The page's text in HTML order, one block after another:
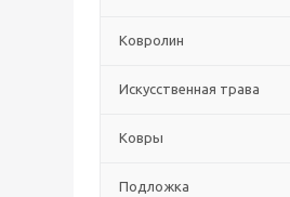
Ковролин
Искусственная трава
Ковры
Подложка